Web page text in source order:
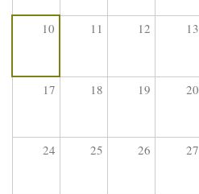
10 11 12 13
17 18 19 20
24 25 26 27